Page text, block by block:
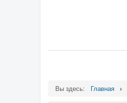
Вы здесь: Главная